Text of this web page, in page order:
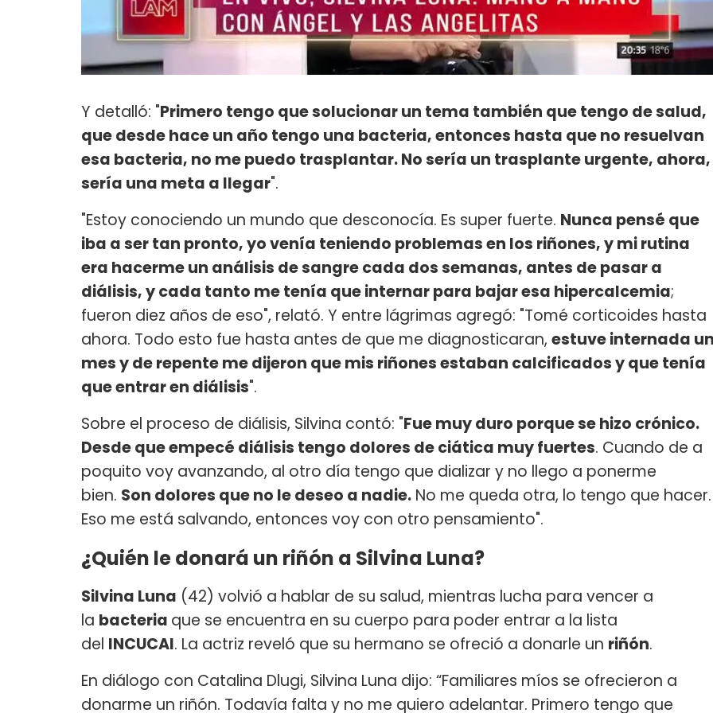
Y detalló: "Primero tengo que solucionar un tema también que tengo de salud,
que desde hace un año tengo una bacteria, entonces hasta que no resuelvan
esa bacteria, no me puedo trasplantar. No sería un trasplante urgente, ahora,
sería una meta a llegar".
"Estoy conociendo un mundo que desconocía. Es super fuerte. Nunca pensé que
iba a ser tan pronto, yo venía teniendo problemas en los riñones, y mi rutina
era hacerme un análisis de sangre cada dos semanas, antes de pasar a
diálisis, y cada tanto me tenía que internar para bajar esa hipercalcemia;
fueron diez años de eso", relató. Y entre lágrimas agregó: "Tomé corticoides hasta
ahora. Todo esto fue hasta antes de que me diagnosticaran, estuve internada
mes y de repente me dijeron que mis riñones estaban calcificados y que tenía
que entrar en diálisis".
Sobre el proceso de diálisis, Silvina contó: "Fue muy duro porque se hizo crónico.
Desde que empecé diálisis tengo dolores de ciática muy fuertes. Cuando de a
poquito voy avanzando, al otro día tengo que dializar y no llego a ponerme
bien. Son dolores que no le deseo a nadie. No me queda otra, lo tengo que hacer.
Eso me está salvando, entonces voy con otro pensamiento".
¿Quién le donará un riñón a Silvina Luna?
Silvina Luna (42) volvió a hablar de su salud, mientras lucha para vencer a
la bacteria que se encuentra en su cuerpo para poder entrar a la lista
del INCUCAI. La actriz reveló que su hermano se ofreció a donarle un riñón.
En diálogo con Catalina Dlugi, Silvina Luna dijo: “Familiares míos se ofrecieron a
donarme un riñón. Todavía falta y no me quiero adelantar. Primero tengo que